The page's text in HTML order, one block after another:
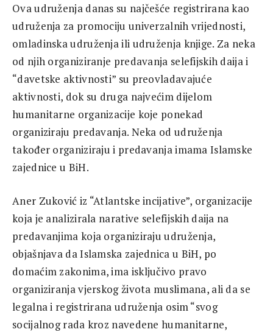
Ova udruženja danas su najčešće registrirana kao
udruženja za promociju univerzalnih vrijednosti,
omladinska udruženja ili udruženja knjige. Za neka
od njih organiziranje predavanja selefijskih daija i
“davetske aktivnosti” su preovladavajuće
aktivnosti, dok su druga najvećim dijelom
humanitarne organizacije koje ponekad
organiziraju predavanja. Neka od udruženja
također organiziraju i predavanja imama Islamske
zajednice u BiH.
Aner Zuković iz “Atlantske incijative”, organizacije
koja je analizirala narative selefijskih daija na
predavanjima koja organiziraju udruženja,
objašnjava da Islamska zajednica u BiH, po
domaćim zakonima, ima isključivo pravo
organiziranja vjerskog života muslimana, ali da se
legalna i registrirana udruženja osim “svog
socijalnog rada kroz navedene humanitarne,